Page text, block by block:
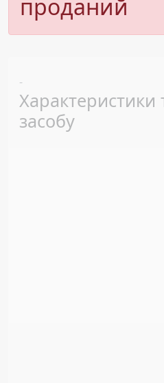
проданий
-
Характеристики
засобу